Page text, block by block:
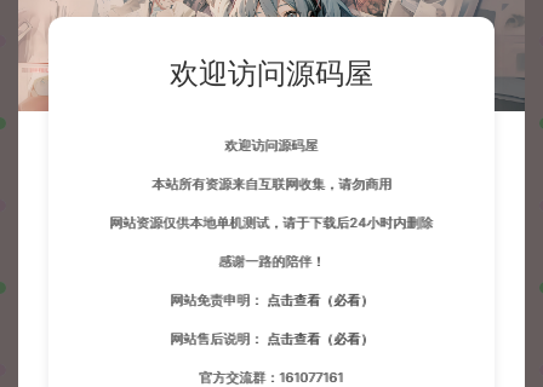
欢迎访问源码屋
欢迎访问源码屋
本站所有资源来自互联网收集，请勿商用
网站资源仅供本地单机测试，请于下载后24小时内删除
感谢一路的陪伴！
网站免责申明： 点击查看（必看）
网站售后说明： 点击查看（必看）
官方交流群：161077161